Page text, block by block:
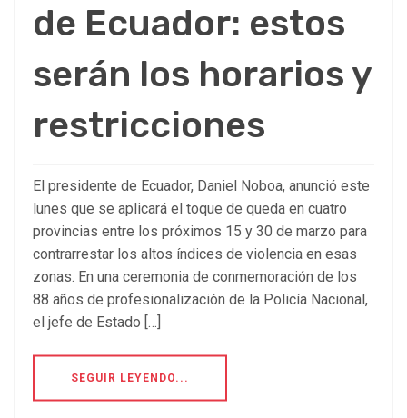
de Ecuador: estos
serán los horarios y
restricciones
El presidente de Ecuador, Daniel Noboa, anunció este
lunes que se aplicará el toque de queda en cuatro
provincias entre los próximos 15 y 30 de marzo para
contrarrestar los altos índices de violencia en esas
zonas. En una ceremonia de conmemoración de los
88 años de profesionalización de la Policía Nacional,
el jefe de Estado […]
SEGUIR LEYENDO...